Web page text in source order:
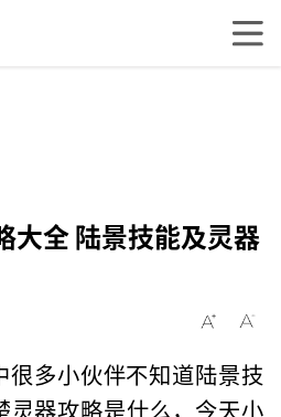
大全 陆景技能及灵器
很多小伙伴不知道陆景技
灵器攻略是什么，今天小